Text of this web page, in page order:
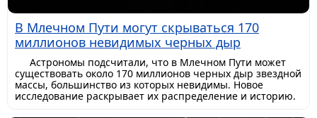
В Млечном Пути могут скрываться 170
миллионов невидимых черных дыр
Астрономы подсчитали, что в Млечном Пути может
существовать около 170 миллионов черных дыр звездной
массы, большинство из которых невидимы. Новое
исследование раскрывает их распределение и историю.